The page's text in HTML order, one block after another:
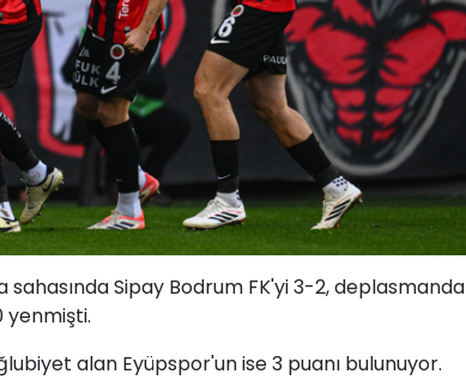
sahasında Sipay Bodrum FK'yi 3-2, deplasmanda
yenmişti.
alan Eyüpspor'un ise 3 puanı bulunuyor.